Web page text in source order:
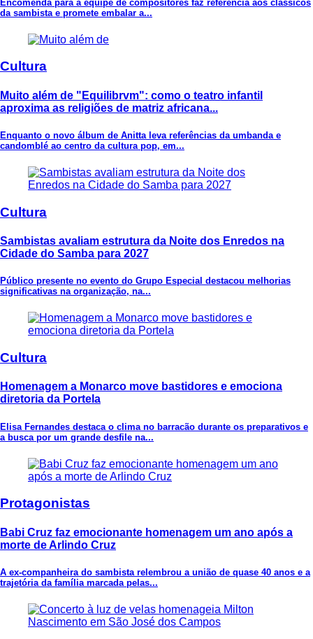
Encomenda para a equipe de compositores faz referência aos clássicos
da sambista e promete embalar a...
Cultura
Muito além de "Equilibrvm": como o teatro infantil
aproxima as religiões de matriz africana...
Enquanto o novo álbum de Anitta leva referências da umbanda e
candomblé ao centro da cultura pop, em...
Cultura
Sambistas avaliam estrutura da Noite dos Enredos na
Cidade do Samba para 2027
Público presente no evento do Grupo Especial destacou melhorias
significativas na organização, na...
Cultura
Homenagem a Monarco move bastidores e emociona
diretoria da Portela
Elisa Fernandes destaca o clima no barracão durante os preparativos e
a busca por um grande desfile na...
Protagonistas
Babi Cruz faz emocionante homenagem um ano após a
morte de Arlindo Cruz
A ex-companheira do sambista relembrou a união de quase 40 anos e a
trajetória da família marcada pelas...